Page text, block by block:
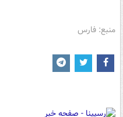
منبع: فارس